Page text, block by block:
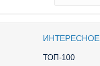
ИНТЕРЕСНОЕ
ТОП-100